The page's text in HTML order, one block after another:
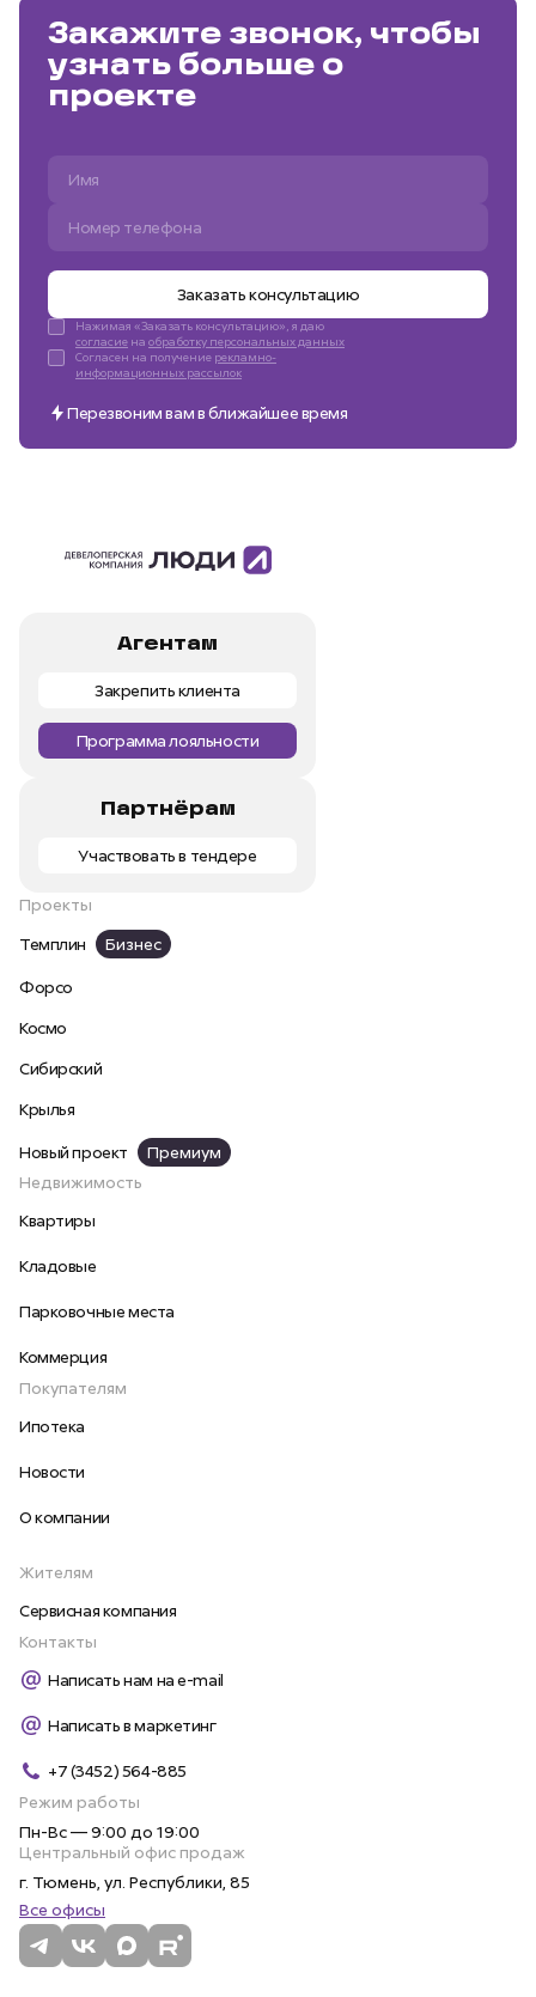
Закажите звонок, чтобы
узнать больше о
проекте
Заказать консультацию
Нажимая «Заказать консультацию», я даю
согласие на обработку персональных данных
Согласен на получение рекламно-
информационных рассылок
Перезвоним вам в ближайшее время
Агентам
Закрепить клиента
Программа лояльности
Партнёрам
Участвовать в тендере
Проекты
Темплин
Бизнес
Форсо
Космо
Сибирский
Крылья
Новый проект
Премиум
Недвижимость
Квартиры
Кладовые
Парковочные места
Коммерция
Покупателям
Ипотека
Новости
О компании
Жителям
Сервисная компания
Контакты
Написать нам на e-mail
Написать в маркетинг
+7 (3452) 564-885
Режим работы
Пн-Вс — 9:00 до 19:00
Центральный офис продаж
г. Тюмень, ул. Республики, 85
Все офисы